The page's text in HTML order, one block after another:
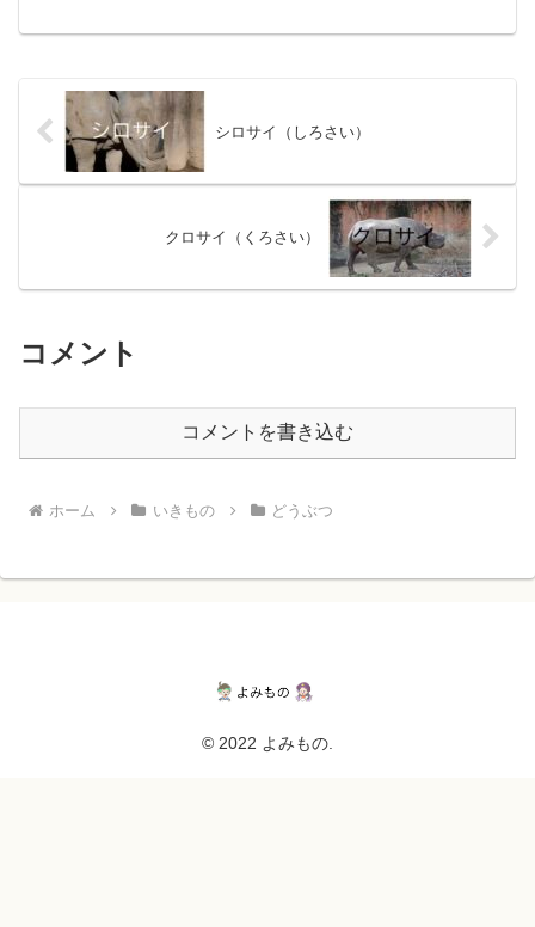
シロサイ（しろさい）
クロサイ（くろさい）
コメント
コメントを書き込む
ホーム いきもの どうぶつ
© 2022 よみもの.